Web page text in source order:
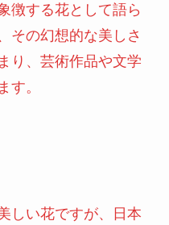
徴する花として語ら
その幻想的な美しさ
り、芸術作品や文学
す。
しい花ですが、日本